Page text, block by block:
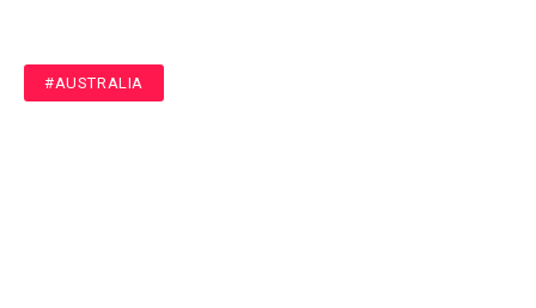
#AUSTRALIA